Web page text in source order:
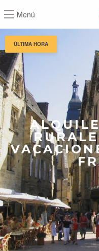
au
contenu
principal
ÚLTIMA HORA
Menú